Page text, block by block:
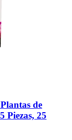
de
Piezas, 25